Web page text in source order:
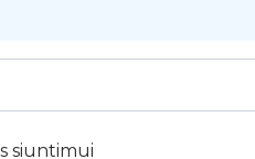
siuntimui